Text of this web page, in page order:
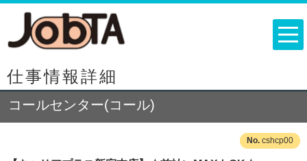
仕事情報詳細
コールセンター(コール)
cshcp00